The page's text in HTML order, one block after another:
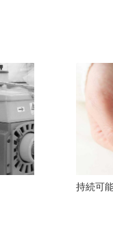
持続可